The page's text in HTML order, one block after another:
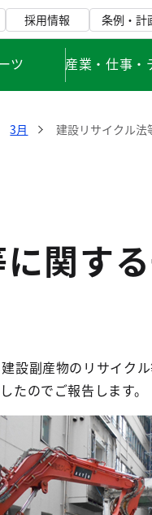
採用情報 条例・計
ツ 産業・仕事・
3月 建設リサイクル法
関す
設副産物のリサイク
たのでご報告します。